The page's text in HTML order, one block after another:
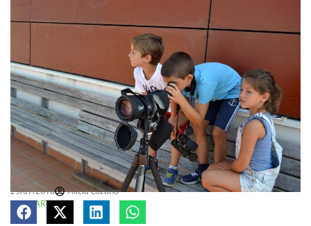
29/07/2016
Alicia Lozano
COMPARTE